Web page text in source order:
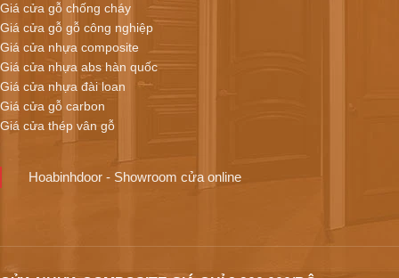
Giá cửa gỗ chống cháy
Giá cửa gỗ gỗ công nghiệp
Giá cửa nhựa composite
Giá cửa nhựa abs hàn quốc
Giá cửa nhựa đài loan
Giá cửa gỗ carbon
Giá cửa thép vân gỗ
Hoabinhdoor - Showroom cửa online